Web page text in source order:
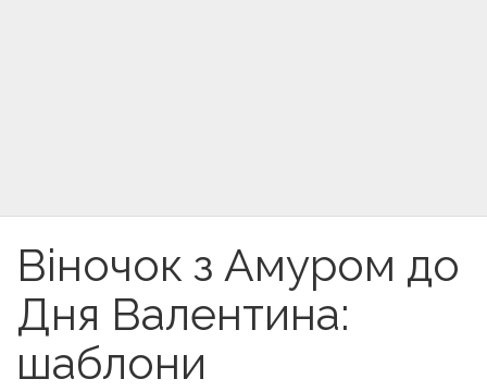
Віночок з Амуром до
Дня Валентина:
шаблони